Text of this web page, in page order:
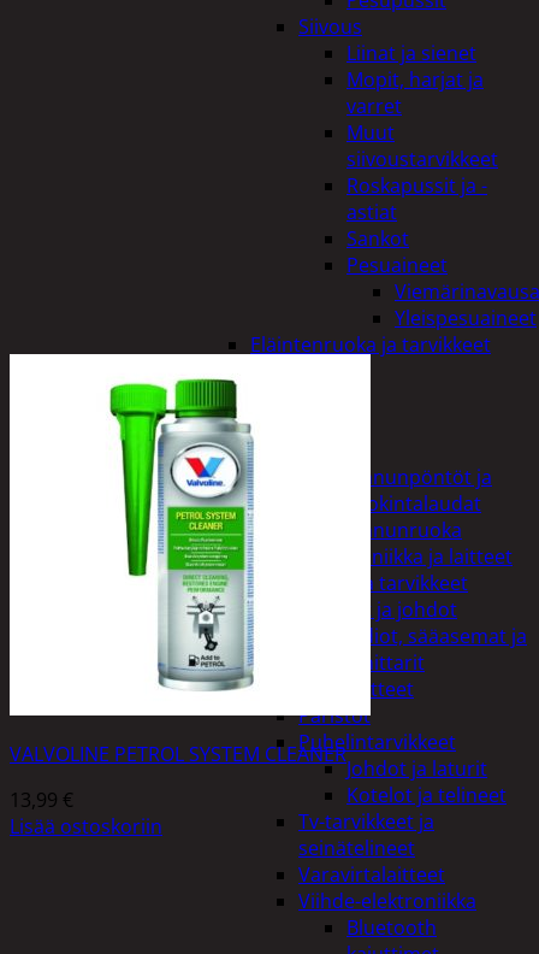
Siivous
Liinat ja sienet
Mopit, harjat ja
varret
Muut
siivoustarvikkeet
Roskapussit ja -
astiat
Sankot
Pesuaineet
Yleispesuaineet
Eläintenruoka ja tarvikkeet
Linnunpöntöt ja
ruokintalaudat
Linnunruoka
Kodin elektroniikka ja laitteet
Imurit ja tarvikkeet
Kaapelit ja johdot
Kelloradiot, sääasemat ja
lämpömittarit
Oheislaitteet
Paristot
Puhelintarvikkeet
Johdot ja laturit
Kotelot ja telineet
Tv-tarvikkeet ja
seinätelineet
Varavirtalaitteet
Viihde-elektroniikka
Bluetooth
VALVOLINE PETROL SYSTEM CLEANER
13,99 €
Lisää ostoskoriin